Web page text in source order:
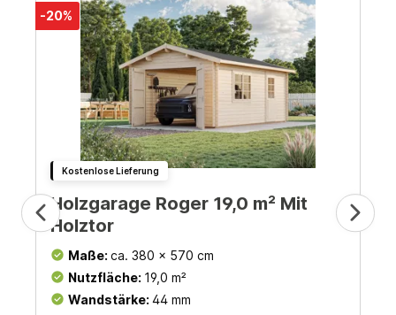
-20%
Kostenlose Lieferung
Holzgarage Roger 19,0 m² Mit
Holztor
Maße: ca. 380 x 570 cm
Nutzfläche: 19,0 m²
Wandstärke: 44 mm